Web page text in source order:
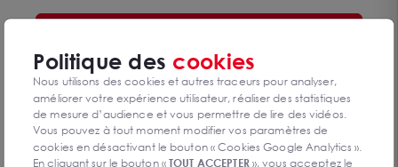
Réinitialiser les critères
Politique des cookies
Nous utilisons des cookies et autres traceurs pour analyser,
améliorer votre expérience utilisateur, réaliser des statistiques
de mesure d’audience et vous permettre de lire des vidéos.
Vous pouvez à tout moment modifier vos paramètres de
cookies en désactivant le bouton « Cookies Google Analytics ».
En cliquant sur le bouton «TOUT ACCEPTER», vous acceptez le